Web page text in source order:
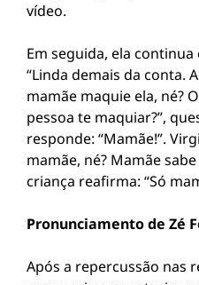
vídeo.
Em seguida, ela
“Linda demais da conta.
mamãe maquie ela, né?
pessoa te maquiar?”,
responde: “Mamãe!”.
mamãe, né? Mamãe
criança reafirma: “Só
Pronunciamento de Zé
Após a repercussão nas